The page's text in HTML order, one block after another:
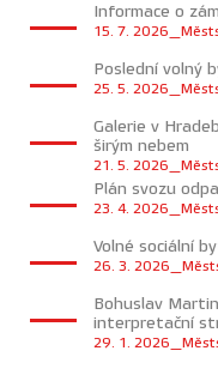
Informace o
15. 7.
Poslední volný
25. 5.
Galerie v
širým nebem
21. 5.
Plán svozu
23. 4.
Volné sociální
26. 3.
Bohuslav
interpretační
29. 1.